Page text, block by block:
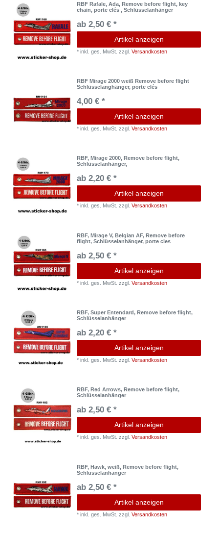
RBF Rafale, Ada, Remove before flight, key
chain, porte clés , Schlüsselanhänger
ab 2,50 € *
Artikel anzeigen
*inkl. ges. MwSt. zzgl.Versandkosten
RBF Mirage 2000 weiß Remove before flight
Schlüsselanghänger, porte clés
4,00 € *
Artikel anzeigen
*inkl. ges. MwSt. zzgl.Versandkosten
RBF, Mirage 2000, Remove before flight,
Schlüsselanhänger,
ab 2,20 € *
Artikel anzeigen
*inkl. ges. MwSt. zzgl.Versandkosten
RBF, Mirage V, Belgian AF, Remove before
flight, Schlüsselanhänger, porte cles
ab 2,50 € *
Artikel anzeigen
*inkl. ges. MwSt. zzgl.Versandkosten
RBF, Super Entendard, Remove before flight,
Schlüsselanhänger
ab 2,20 € *
Artikel anzeigen
*inkl. ges. MwSt. zzgl.Versandkosten
RBF, Red Arrows, Remove before flight,
Schlüsselanhänger
ab 2,50 € *
Artikel anzeigen
*inkl. ges. MwSt. zzgl.Versandkosten
RBF, Hawk, weiß, Remove before flight,
Schlüsselanhänger
ab 2,50 € *
Artikel anzeigen
*inkl. ges. MwSt. zzgl.Versandkosten